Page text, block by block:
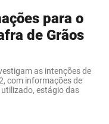
para o
de Grãos
as intenções de
com informações de
estágio das